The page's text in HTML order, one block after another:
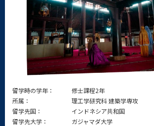
留学時の学年：
修士課程2年
所属：
理工学研究科 建築学専攻
留学先国：
インドネシア共和国
留学先大学：
ガジャマダ大学